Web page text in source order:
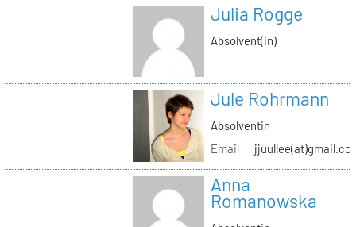
Julia Rogge
Absolvent(in)
Jule Rohrmann
Absolventin
Email
Anna
Romanowska